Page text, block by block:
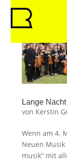
Lange
von Kerstin
Wenn am 4.
Neuen
musik“ mit